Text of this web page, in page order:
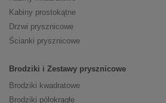
Kabiny prostokątne
Drzwi prysznicowe
Ścianki prysznicowe
Brodziki i Zestawy prysznicowe
Brodziki kwadratowe
Brodziki półokrągłe